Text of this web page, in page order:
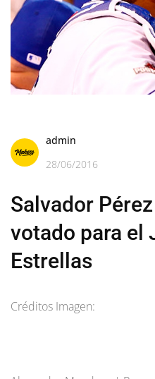
admin
28/06/2016
Salvador
votado para el
Estrellas
Créditos Imagen: